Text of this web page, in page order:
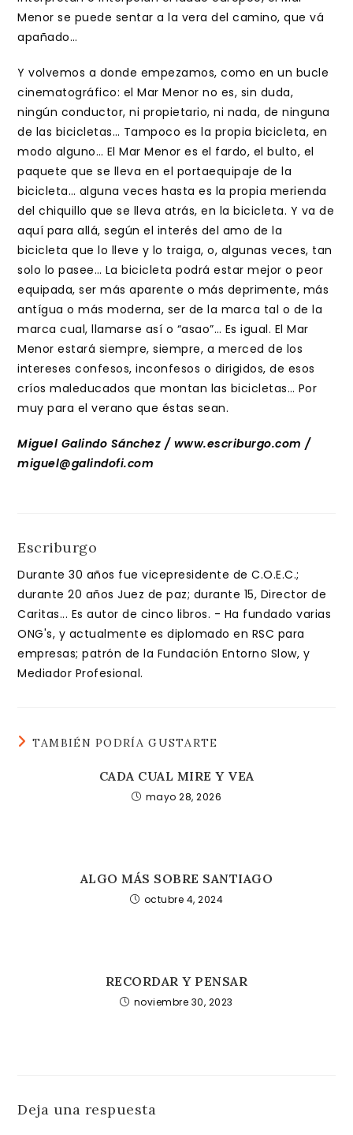
Menor se puede sentar a la vera del camino, que vá
apañado…
Y volvemos a donde empezamos, como en un bucle
cinematográfico: el Mar Menor no es, sin duda,
ningún conductor, ni propietario, ni nada, de ninguna
de las bicicletas… Tampoco es la propia bicicleta, en
modo alguno… El Mar Menor es el fardo, el bulto, el
paquete que se lleva en el portaequipaje de la
bicicleta… alguna veces hasta es la propia merienda
del chiquillo que se lleva atrás, en la bicicleta. Y va de
aquí para allá, según el interés del amo de la
bicicleta que lo lleve y lo traiga, o, algunas veces, tan
solo lo pasee… La bicicleta podrá estar mejor o peor
equipada, ser más aparente o más deprimente, más
antígua o más moderna, ser de la marca tal o de la
marca cual, llamarse así o “asao”… Es igual. El Mar
Menor estará siempre, siempre, a merced de los
intereses confesos, inconfesos o dirigidos, de esos
críos maleducados que montan las bicicletas… Por
muy para el verano que éstas sean.
Miguel Galindo Sánchez / www.escriburgo.com /
miguel@galindofi.com
Escriburgo
Durante 30 años fue vicepresidente de C.O.E.C.;
durante 20 años Juez de paz; durante 15, Director de
Caritas... Es autor de cinco libros. - Ha fundado varias
ONG's, y actualmente es diplomado en RSC para
empresas; patrón de la Fundación Entorno Slow, y
Mediador Profesional.
TAMBIÉN PODRÍA GUSTARTE
CADA CUAL MIRE Y VEA
mayo 28, 2026
ALGO MÁS SOBRE SANTIAGO
octubre 4, 2024
RECORDAR Y PENSAR
noviembre 30, 2023
Deja una respuesta